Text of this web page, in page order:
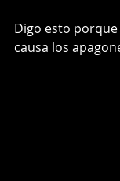
Digo esto
causa los